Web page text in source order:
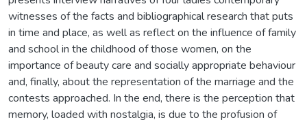
witnesses of the facts and bibliographical research that puts
in time and place, as well as reflect on the influence of family
and school in the childhood of those women, on the
importance of beauty care and socially appropriate behaviour
and, finally, about the representation of the marriage and the
contests approached. In the end, there is the perception that
memory, loaded with nostalgia, is due to the profusion of